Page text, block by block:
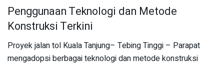
Penggunaan Teknologi dan Metode
Konstruksi Terkini
Proyek jalan tol Kuala Tanjung– Tebing Tinggi – Parapat
mengadopsi berbagai teknologi dan metode konstruksi